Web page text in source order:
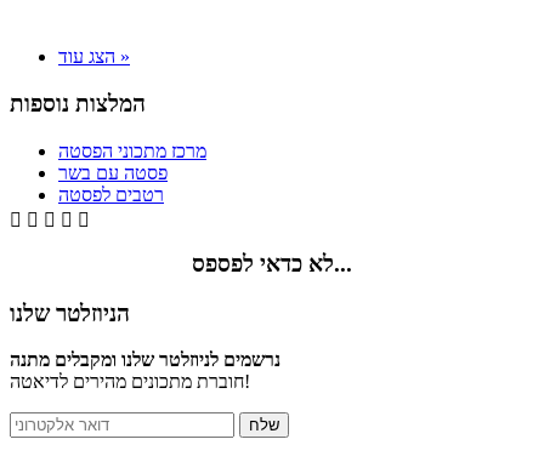
הצג עוד »
המלצות נוספות
מרכז מתכוני הפסטה
פסטה עם בשר
רטבים לפסטה
    
לא כדאי לפספס...
הניוזלטר שלנו
נרשמים לניוזלטר שלנו ומקבלים מתנה
חוברת מתכונים מהירים לדיאטה!